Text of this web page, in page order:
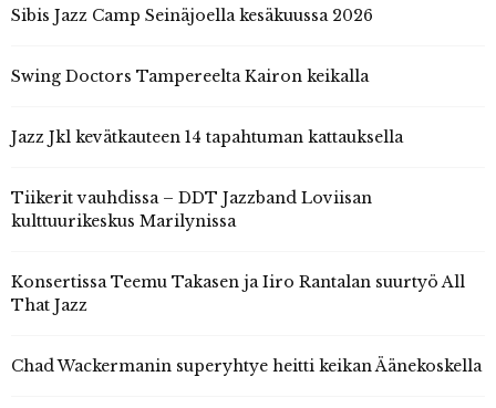
Sibis Jazz Camp Seinäjoella kesäkuussa 2026
Swing Doctors Tampereelta Kairon keikalla
Jazz Jkl kevätkauteen 14 tapahtuman kattauksella
Tiikerit vauhdissa – DDT Jazzband Loviisan
kulttuurikeskus Marilynissa
Konsertissa Teemu Takasen ja Iiro Rantalan suurtyö All
That Jazz
Chad Wackermanin superyhtye heitti keikan Äänekoskella